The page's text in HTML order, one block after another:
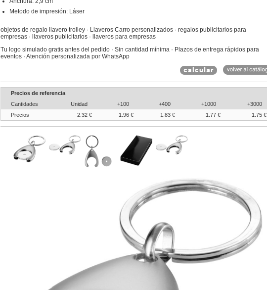
Metodo de impresión: Láser
objetos de regalo llavero trolley · Llaveros Carro personalizados · regalos publicitarios para
empresas · llaveros publicitarios · llaveros para empresas
Tu logo simulado gratis antes del pedido · Sin cantidad mínima · Plazos de entrega rápidos para
eventos · Atención personalizada por WhatsApp
Precios de referencia
Cantidades
Unidad +100 +400 +1000
+3000
Precios
2.32 € 1.96 € 1.83 € 1.77 € 1.75 €